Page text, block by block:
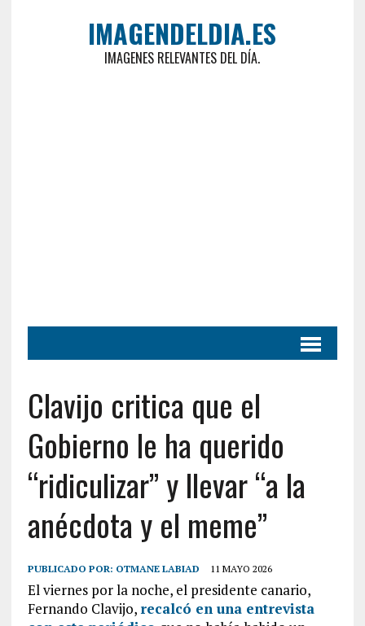
IMAGENDELDIA.ES
IMAGENES RELEVANTES DEL DÍA.
Clavijo critica que el
Gobierno le ha querido
“ridiculizar” y llevar “a la
anécdota y el meme”
PUBLICADO POR: OTMANE LABIAD 11 MAYO 2026
El viernes por la noche, el presidente canario,
Fernando Clavijo, recalcó en una entrevista